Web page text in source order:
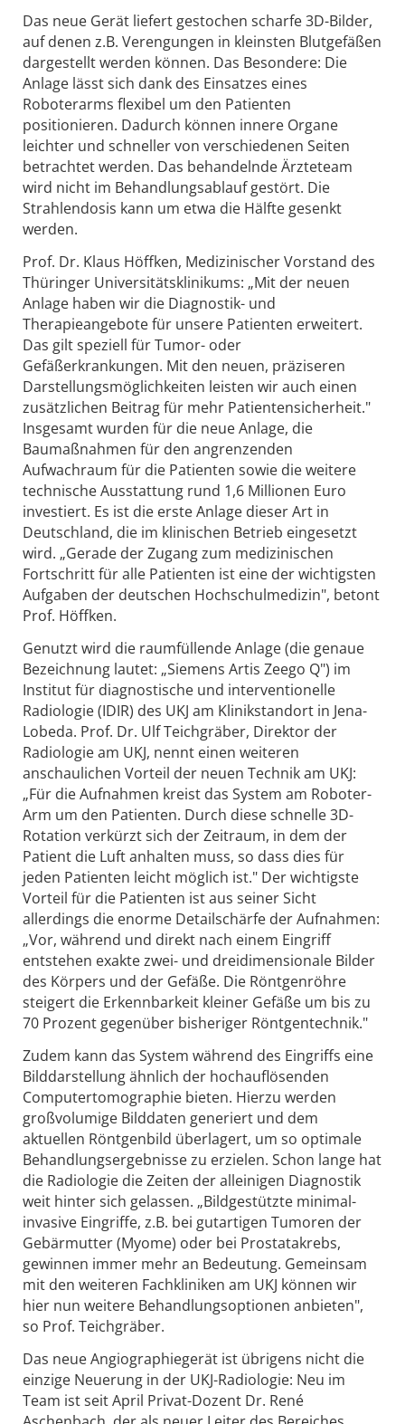
Das neue Gerät liefert gestochen scharfe 3D-Bilder,
auf denen z.B. Verengungen in kleinsten Blutgefäßen
dargestellt werden können. Das Besondere: Die
Anlage lässt sich dank des Einsatzes eines
Roboterarms flexibel um den Patienten
positionieren. Dadurch können innere Organe
leichter und schneller von verschiedenen Seiten
betrachtet werden. Das behandelnde Ärzteteam
wird nicht im Behandlungsablauf gestört. Die
Strahlendosis kann um etwa die Hälfte gesenkt
werden.
Prof. Dr. Klaus Höffken, Medizinischer Vorstand des
Thüringer Universitätsklinikums: „Mit der neuen
Anlage haben wir die Diagnostik- und
Therapieangebote für unsere Patienten erweitert.
Das gilt speziell für Tumor- oder
Gefäßerkrankungen. Mit den neuen, präziseren
Darstellungsmöglichkeiten leisten wir auch einen
zusätzlichen Beitrag für mehr Patientensicherheit."
Insgesamt wurden für die neue Anlage, die
Baumaßnahmen für den angrenzenden
Aufwachraum für die Patienten sowie die weitere
technische Ausstattung rund 1,6 Millionen Euro
investiert. Es ist die erste Anlage dieser Art in
Deutschland, die im klinischen Betrieb eingesetzt
wird. „Gerade der Zugang zum medizinischen
Fortschritt für alle Patienten ist eine der wichtigsten
Aufgaben der deutschen Hochschulmedizin", betont
Prof. Höffken.
Genutzt wird die raumfüllende Anlage (die genaue
Bezeichnung lautet: „Siemens Artis Zeego Q") im
Institut für diagnostische und interventionelle
Radiologie (IDIR) des UKJ am Klinikstandort in Jena-
Lobeda. Prof. Dr. Ulf Teichgräber, Direktor der
Radiologie am UKJ, nennt einen weiteren
anschaulichen Vorteil der neuen Technik am UKJ:
„Für die Aufnahmen kreist das System am Roboter-
Arm um den Patienten. Durch diese schnelle 3D-
Rotation verkürzt sich der Zeitraum, in dem der
Patient die Luft anhalten muss, so dass dies für
jeden Patienten leicht möglich ist." Der wichtigste
Vorteil für die Patienten ist aus seiner Sicht
allerdings die enorme Detailschärfe der Aufnahmen:
„Vor, während und direkt nach einem Eingriff
entstehen exakte zwei- und dreidimensionale Bilder
des Körpers und der Gefäße. Die Röntgenröhre
steigert die Erkennbarkeit kleiner Gefäße um bis zu
70 Prozent gegenüber bisheriger Röntgentechnik."
Zudem kann das System während des Eingriffs eine
Bilddarstellung ähnlich der hochauflösenden
Computertomographie bieten. Hierzu werden
großvolumige Bilddaten generiert und dem
aktuellen Röntgenbild überlagert, um so optimale
Behandlungsergebnisse zu erzielen. Schon lange hat
die Radiologie die Zeiten der alleinigen Diagnostik
weit hinter sich gelassen. „Bildgestützte minimal-
invasive Eingriffe, z.B. bei gutartigen Tumoren der
Gebärmutter (Myome) oder bei Prostatakrebs,
gewinnen immer mehr an Bedeutung. Gemeinsam
mit den weiteren Fachkliniken am UKJ können wir
hier nun weitere Behandlungsoptionen anbieten",
so Prof. Teichgräber.
Das neue Angiographiegerät ist übrigens nicht die
einzige Neuerung in der UKJ-Radiologie: Neu im
Team ist seit April Privat-Dozent Dr. René